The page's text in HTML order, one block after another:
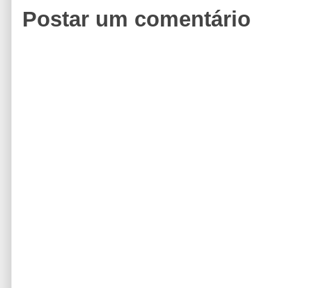
Postar um comentário